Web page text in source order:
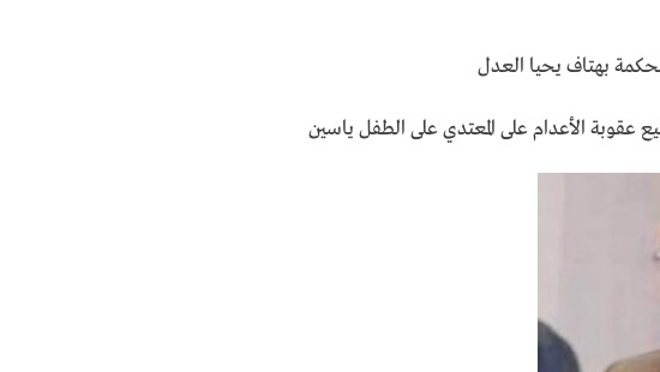
بهتاف يحيا العدل
عقوبة الأعدام على المعتدي على الطفل ياسين